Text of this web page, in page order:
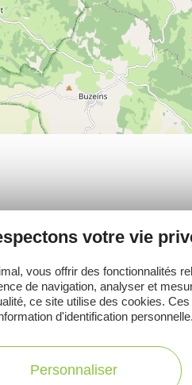
pas notre newsletter
profiter pleinement de
votre vie
vous offrir des fonctionnalités
de navigation, analyser et
ce site utilise des cookies.
d'identification personnelle.
Personnaliser